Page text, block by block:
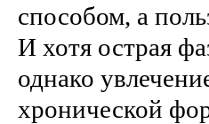
способом, а
И хотя острая
однако
хронической